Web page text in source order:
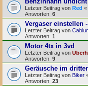
Letzter Beitrag von Red «
Antworten: 6
Vergaser einstellen
Letzter Beitrag von
Antworten: 1
Motor 4tx in 3vd
Letzter Beitrag von
Antworten: 9
Geräusche im
Letzter Beitrag von Biker
Antworten: 23